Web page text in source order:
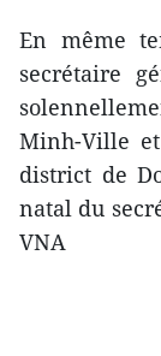
En même
secrétaire
Minh-Ville
district de
natal du
VNA